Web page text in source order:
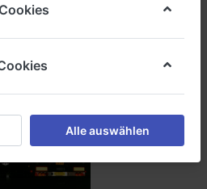
-
Alle auswählen